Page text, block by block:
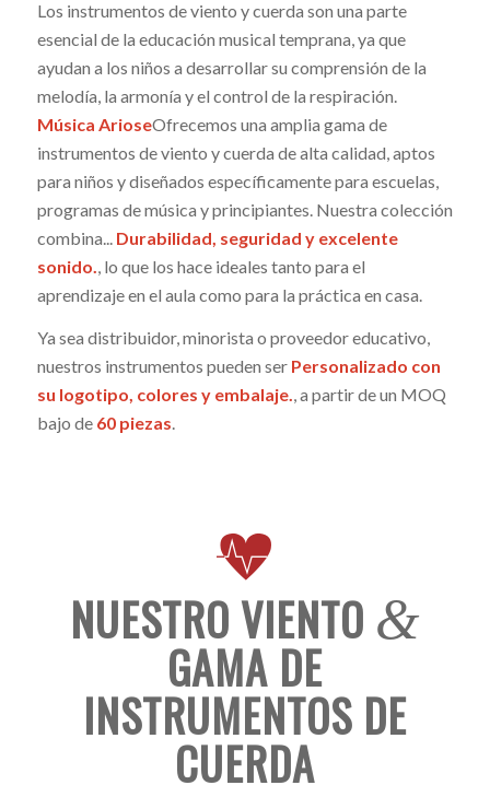
Los instrumentos de viento y cuerda son una parte
esencial de la educación musical temprana, ya que
ayudan a los niños a desarrollar su comprensión de la
melodía, la armonía y el control de la respiración.
Música ArioseOfrecemos una amplia gama de
instrumentos de viento y cuerda de alta calidad, aptos
para niños y diseñados específicamente para escuelas,
programas de música y principiantes. Nuestra colección
combina... Durabilidad, seguridad y excelente
sonido.
, lo que los hace ideales tanto para el
aprendizaje en el aula como para la práctica en casa.
Ya sea distribuidor, minorista o proveedor educativo,
nuestros instrumentos pueden ser Personalizado con
su logotipo, colores y embalaje., a partir de un MOQ
bajo de 60 piezas.
NUESTRO VIENTO &
GAMA DE
INSTRUMENTOS DE
CUERDA